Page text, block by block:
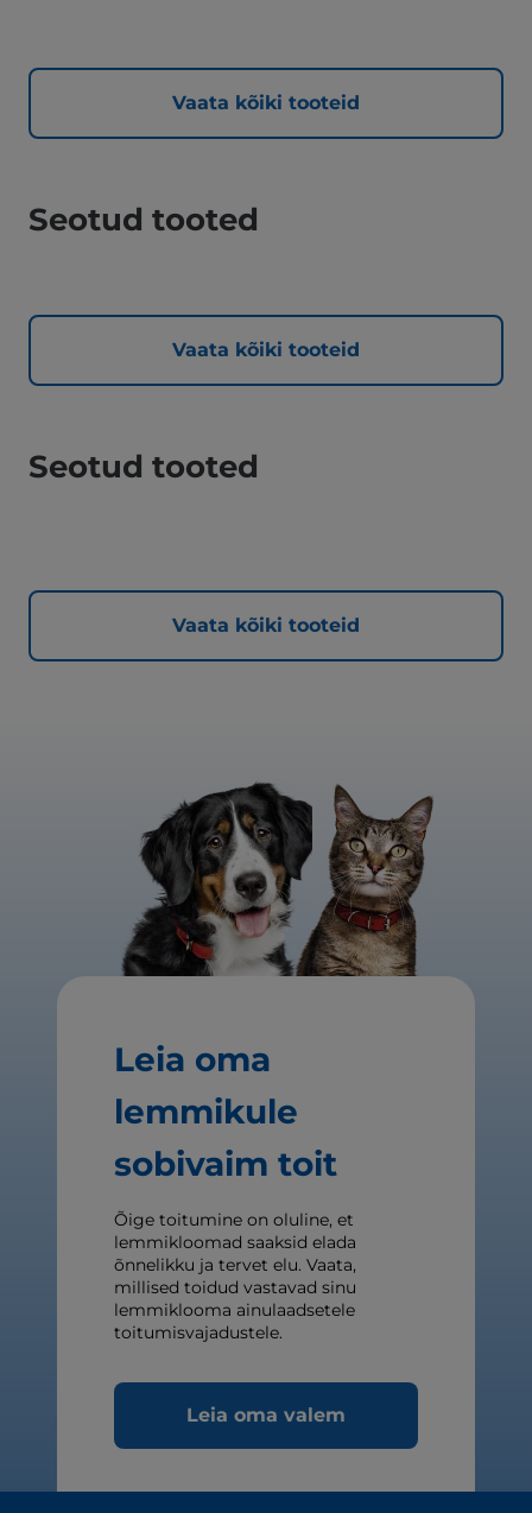
Vaata kõiki tooteid
Seotud tooted
Vaata kõiki tooteid
Seotud tooted
Vaata kõiki tooteid
Leia oma
lemmikule
sobivaim toit
Õige toitumine on oluline, et
lemmikloomad saaksid elada
õnnelikku ja tervet elu. Vaata,
millised toidud vastavad sinu
lemmiklooma ainulaadsetele
toitumisvajadustele.
Leia oma valem